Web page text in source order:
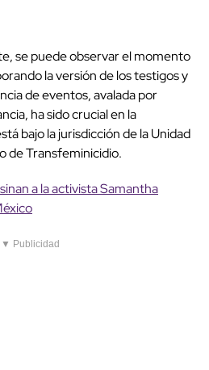
se puede observar el momento
la versión de los testigos y
de eventos, avalada por
ha sido crucial en la
bajo la jurisdicción de la Unidad
de Transfeminicidio.
a la activista Samantha
▼ Publicidad